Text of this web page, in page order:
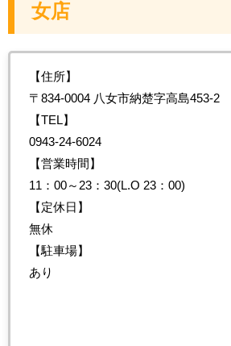
女店
【住所】
〒834-0004 八女市納楚字高島453-2
【TEL】
0943-24-6024
【営業時間】
11：00～23：30(L.O 23：00)
【定休日】
無休
【駐車場】
あり